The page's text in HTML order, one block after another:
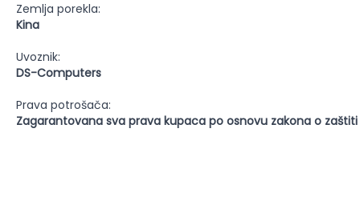
Zemlja porekla:
Kina
Uvoznik:
DS-Computers
Prava potrošača:
Zagarantovana sva prava kupaca po osnovu zakona o